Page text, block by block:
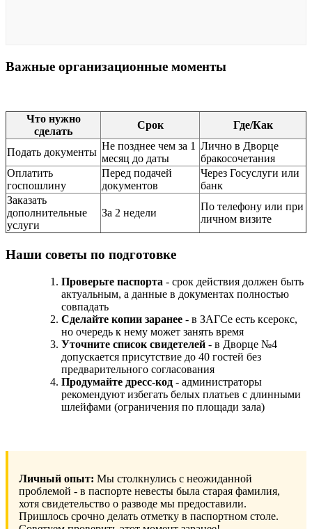
Важные организационные моменты
Что нужно
сделать
Срок Где/Как
Подать документы
Не позднее чем за 1
месяц до даты
Лично в Дворце
бракосочетания
Оплатить
госпошлину
Перед подачей
документов
Через Госуслуги или
банк
Заказать
дополнительные
услуги
За 2 недели
По телефону или при
личном визите
Наши советы по подготовке
Проверьте паспорта - срок действия должен быть
актуальным, а данные в документах полностью
совпадать
Сделайте копии заранее - в ЗАГСе есть ксерокс,
но очередь к нему может занять время
Уточните список свидетелей - в Дворце №4
допускается присутствие до 40 гостей без
предварительного согласования
Продумайте дресс-код - администраторы
рекомендуют избегать белых платьев с длинными
шлейфами (ограничения по площади зала)
Личный опыт: Мы столкнулись с неожиданной
проблемой - в паспорте невесты была старая фамилия,
хотя свидетельство о разводе мы предоставили.
Пришлось срочно делать отметку в паспортном столе.